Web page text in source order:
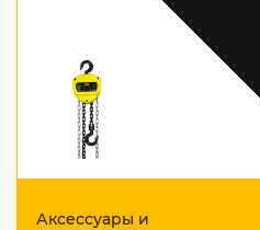
Аксессуары и